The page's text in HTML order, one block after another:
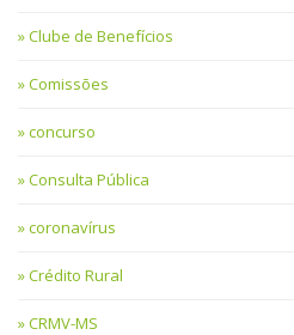
Clube de Benefícios
Comissões
concurso
Consulta Pública
coronavírus
Crédito Rural
CRMV-MS